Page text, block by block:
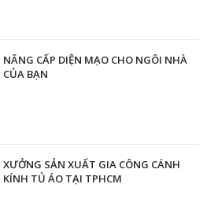
NÂNG CẤP DIỆN MẠO CHO NGÔI NHÀ
CỦA BẠN
XƯỞNG SẢN XUẤT GIA CÔNG CÁNH
KÍNH TỦ ÁO TẠI TPHCM